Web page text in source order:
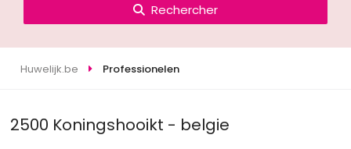
Rechercher
Huwelijk.be Professionelen
2500 Koningshooikt - belgie